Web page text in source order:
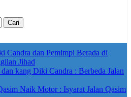
Candra dan Pemimpi Berada di
Jihad
kang Diki Candra : Berbeda Jalan
Naik Motor : Isyarat Jalan Qasim